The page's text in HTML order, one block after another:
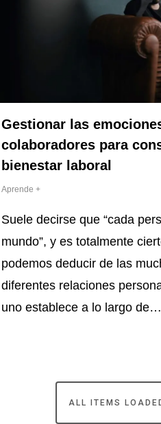
Gestionar las
colaboradores para
bienestar laboral
Aprende +
Suele decirse que “cada
mundo”, y es totalmente
podemos deducir de las
diferentes relaciones
uno establece a lo largo de…
ALL ITEMS